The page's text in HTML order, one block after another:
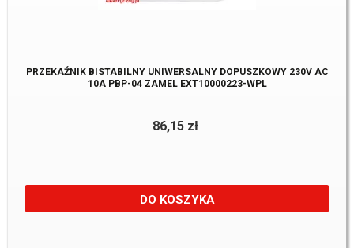
PRZEKAŹNIK BISTABILNY UNIWERSALNY DOPUSZKOWY 230V AC
10A PBP-04 ZAMEL EXT10000223-WPL
86,15 zł
DO KOSZYKA